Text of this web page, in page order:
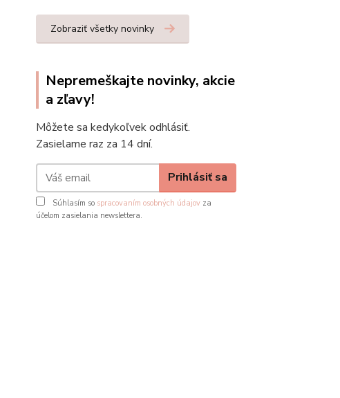
Zobraziť všetky novinky
Nepremeškajte novinky, akcie
a zľavy!
Môžete sa kedykoľvek odhlásiť.
Zasielame raz za 14 dní.
Prihlásiť sa
Súhlasím so spracovaním osobných údajov za
účelom zasielania newslettera.